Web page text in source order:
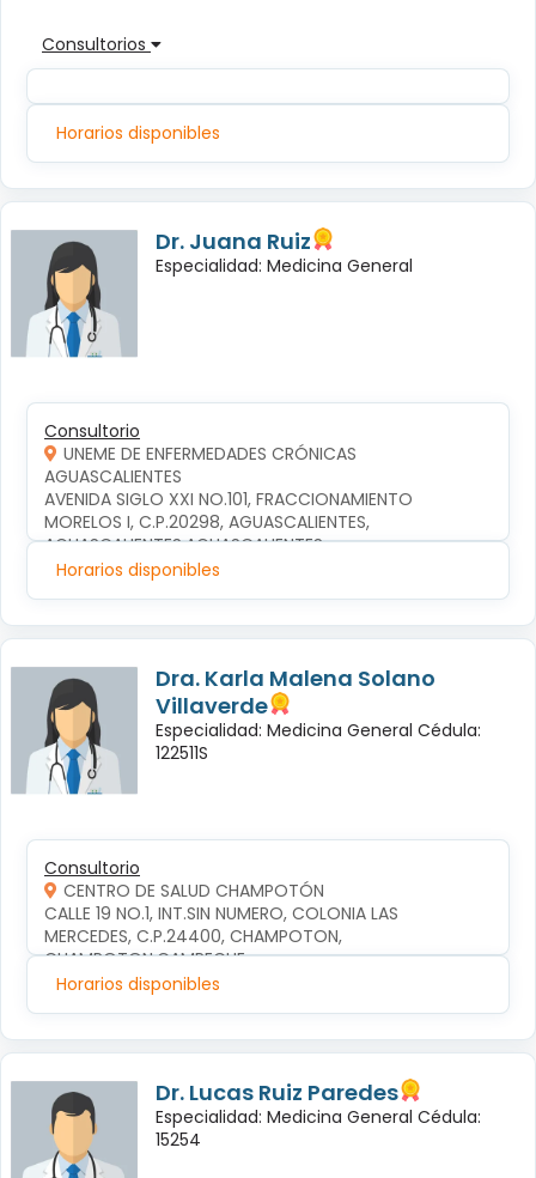
Consultorios
Horarios disponibles
Dr. Juana Ruiz
Especialidad: Medicina General
Consultorio
UNEME DE ENFERMEDADES CRÓNICAS
AGUASCALIENTES
AVENIDA SIGLO XXI NO.101, FRACCIONAMIENTO
MORELOS I, C.P.20298, AGUASCALIENTES,
AGUASCALIENTES,AGUASCALIENTES
Horarios disponibles
Dra. Karla Malena Solano
Villaverde
Especialidad: Medicina General Cédula:
122511S
Consultorio
CENTRO DE SALUD CHAMPOTÓN
CALLE 19 NO.1, INT.SIN NUMERO, COLONIA LAS
MERCEDES, C.P.24400, CHAMPOTON,
CHAMPOTON,CAMPECHE
Horarios disponibles
Dr. Lucas Ruiz Paredes
Especialidad: Medicina General Cédula:
15254